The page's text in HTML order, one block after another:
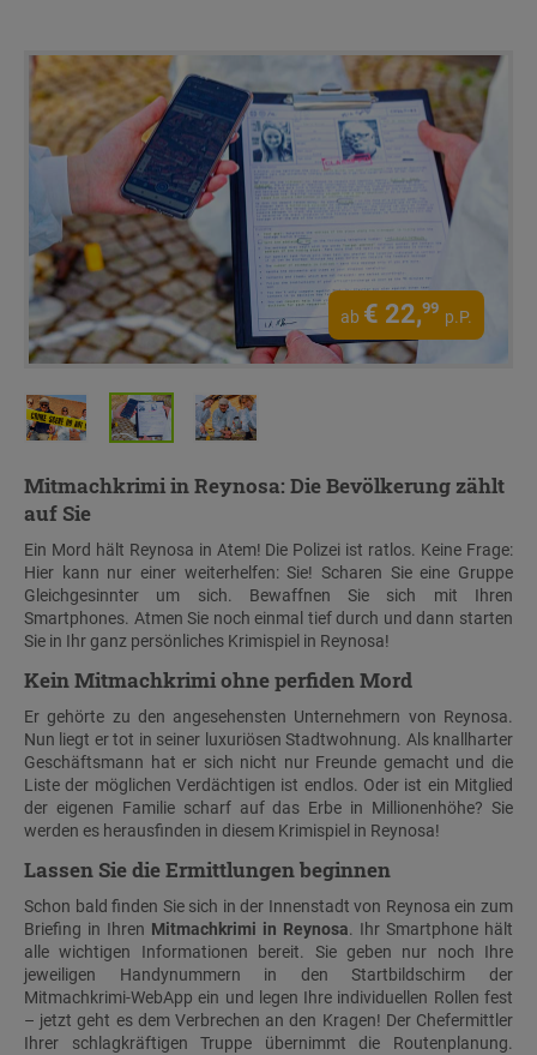
ab € 22,99 p.P.
Mitmachkrimi in Reynosa: Die Bevölkerung zählt
auf Sie
Ein Mord hält Reynosa in Atem! Die Polizei ist ratlos. Keine Frage:
Hier kann nur einer weiterhelfen: Sie! Scharen Sie eine Gruppe
Gleichgesinnter um sich. Bewaffnen Sie sich mit Ihren
Smartphones. Atmen Sie noch einmal tief durch und dann starten
Sie in Ihr ganz persönliches Krimispiel in Reynosa!
Kein Mitmachkrimi ohne perfiden Mord
Er gehörte zu den angesehensten Unternehmern von Reynosa.
Nun liegt er tot in seiner luxuriösen Stadtwohnung. Als knallharter
Geschäftsmann hat er sich nicht nur Freunde gemacht und die
Liste der möglichen Verdächtigen ist endlos. Oder ist ein Mitglied
der eigenen Familie scharf auf das Erbe in Millionenhöhe? Sie
werden es herausfinden in diesem Krimispiel in Reynosa!
Lassen Sie die Ermittlungen beginnen
Schon bald finden Sie sich in der Innenstadt von Reynosa ein zum
Briefing in Ihren Mitmachkrimi in Reynosa. Ihr Smartphone hält
alle wichtigen Informationen bereit. Sie geben nur noch Ihre
jeweiligen Handynummern in den Startbildschirm der
Mitmachkrimi-WebApp ein und legen Ihre individuellen Rollen fest
– jetzt geht es dem Verbrechen an den Kragen! Der Chefermittler
Ihrer schlagkräftigen Truppe übernimmt die Routenplanung.